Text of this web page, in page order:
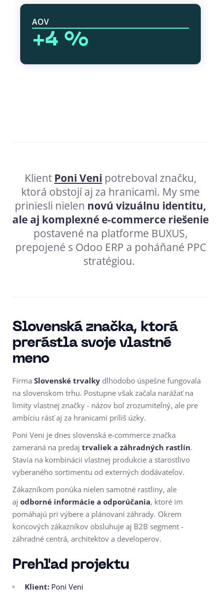
AOV
+4 %
Klient Poni Veni potreboval značku,
ktorá obstojí aj za hranicami. My sme
priniesli nielen novú vizuálnu identitu,
ale aj komplexné e-commerce riešenie
postavené na platforme BUXUS,
prepojené s Odoo ERP a poháňané PPC
stratégiou.
Slovenská značka, ktorá
prerástla svoje vlastné
meno
Firma Slovenské trvalky dlhodobo úspešne fungovala
na slovenskom trhu. Postupne však začala narážať na
limity vlastnej značky - názov bol zrozumiteľný, ale pre
ambíciu rásť aj za hranicami príliš úzky.
Poni Veni je dnes slovenská e-commerce značka
zameraná na predaj trvaliek a záhradných rastlín.
Stavia na kombinácii vlastnej produkcie a starostlivo
vyberaného sortimentu od externých dodávateľov.
Zákazníkom ponúka nielen samotné rastliny, ale
aj odborné informácie a odporúčania, ktoré im
pomáhajú pri výbere a plánovaní záhrady. Okrem
koncových zákazníkov obsluhuje aj B2B segment -
záhradné centrá, architektov a developerov.
Prehľad projektu
Klient: Poni Veni